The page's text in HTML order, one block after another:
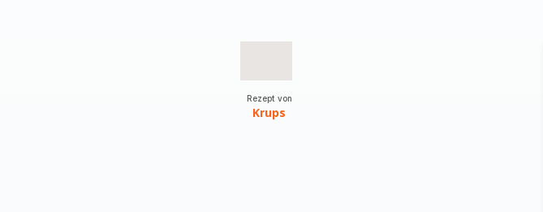
Rezept von
Krups